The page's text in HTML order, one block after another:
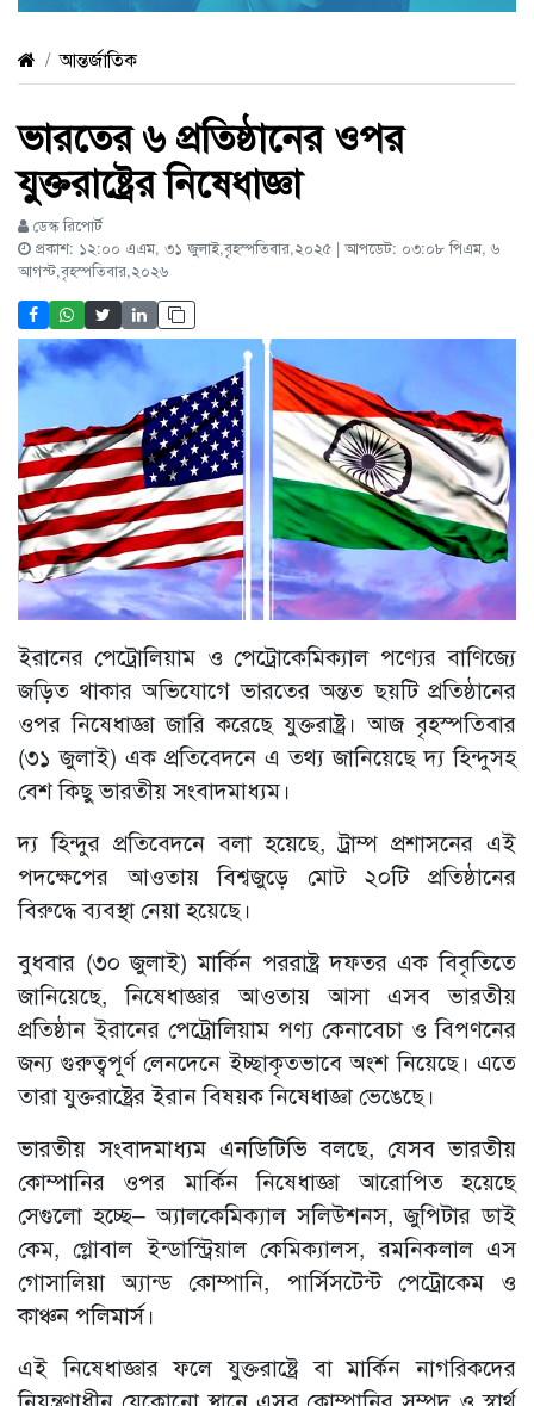
আন্তর্জাতিক
ভারতের ৬ প্রতিষ্ঠানের ওপর
যুক্তরাষ্ট্রের নিষেধাজ্ঞা
ডেস্ক রিপোর্ট
প্রকাশ: ১২:০০ এএম, ৩১ জুলাই,বৃহস্পতিবার,২০২৫ | আপডেট: ০৩:০৮ পিএম, ৬
আগস্ট,বৃহস্পতিবার,২০২৬
ইরানের পেট্রোলিয়াম ও পেট্রোকেমিক্যাল পণ্যের বাণিজ্যে
জড়িত থাকার অভিযোগে ভারতের অন্তত ছয়টি প্রতিষ্ঠানের
ওপর নিষেধাজ্ঞা জারি করেছে যুক্তরাষ্ট্র। আজ বৃহস্পতিবার
(৩১ জুলাই) এক প্রতিবেদনে এ তথ্য জানিয়েছে দ্য হিন্দুসহ
বেশ কিছু ভারতীয় সংবাদমাধ্যম।
দ্য হিন্দুর প্রতিবেদনে বলা হয়েছে, ট্রাম্প প্রশাসনের এই
পদক্ষেপের আওতায় বিশ্বজুড়ে মোট ২০টি প্রতিষ্ঠানের
বিরুদ্ধে ব্যবস্থা নেয়া হয়েছে।
বুধবার (৩০ জুলাই) মার্কিন পররাষ্ট্র দফতর এক বিবৃতিতে
জানিয়েছে, নিষেধাজ্ঞার আওতায় আসা এসব ভারতীয়
প্রতিষ্ঠান ইরানের পেট্রোলিয়াম পণ্য কেনাবেচা ও বিপণনের
জন্য গুরুত্বপূর্ণ লেনদেনে ইচ্ছাকৃতভাবে অংশ নিয়েছে। এতে
তারা যুক্তরাষ্ট্রের ইরান বিষয়ক নিষেধাজ্ঞা ভেঙেছে।
ভারতীয় সংবাদমাধ্যম এনডিটিভি বলছে, যেসব ভারতীয়
কোম্পানির ওপর মার্কিন নিষেধাজ্ঞা আরোপিত হয়েছে
সেগুলো হচ্ছে– অ্যালকেমিক্যাল সলিউশনস, জুপিটার ডাই
কেম, গ্লোবাল ইন্ডাস্ট্রিয়াল কেমিক্যালস, রমনিকলাল এস
গোসালিয়া অ্যান্ড কোম্পানি, পার্সিসটেন্ট পেট্রোকেম ও
কাঞ্চন পলিমার্স।
এই নিষেধাজ্ঞার ফলে যুক্তরাষ্ট্রে বা মার্কিন নাগরিকদের